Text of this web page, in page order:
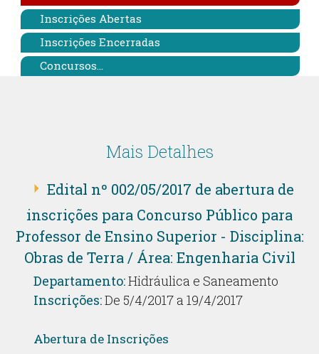
Inscrições Abertas
Inscrições Encerradas
Concursos...
Mais Detalhes
Edital nº 002/05/2017 de abertura de
inscrições para Concurso Público para
Professor de Ensino Superior - Disciplina:
Obras de Terra / Área: Engenharia Civil
Departamento:Hidráulica e Saneamento
Inscrições:De 5/4/2017 a 19/4/2017
Abertura de Inscrições